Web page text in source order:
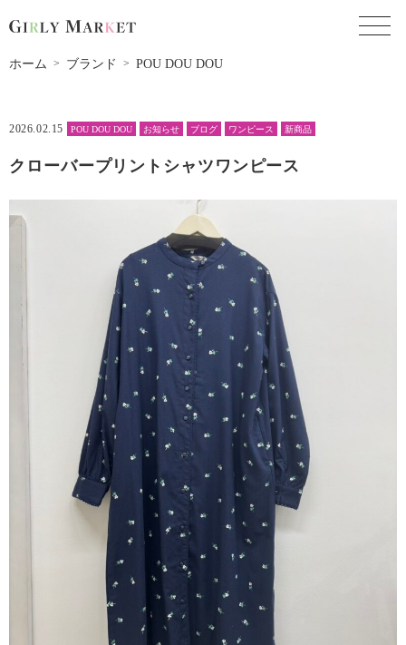
ホーム ブランド POU DOU DOU
2026.02.15 POU DOU DOU お知らせ ブログ ワンピース 新商品
クローバープリントシャツワンピース